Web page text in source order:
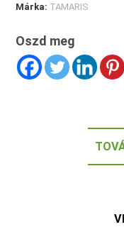
Márka: TAMARIS
Oszd meg